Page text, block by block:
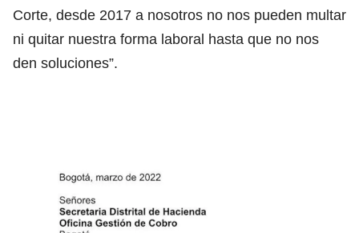
Corte, desde 2017 a nosotros no nos pueden multar
ni quitar nuestra forma laboral hasta que no nos
den soluciones”.